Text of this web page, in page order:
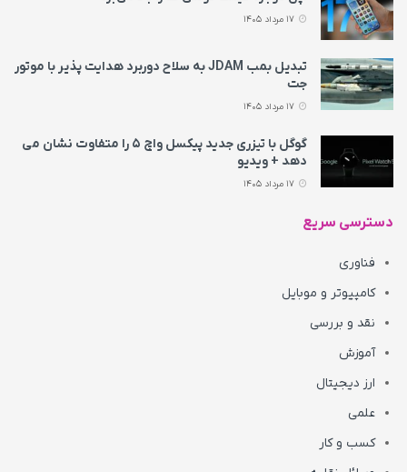
تبدیل بمب JDAM به سلاح دوربرد هدایت پذیر با موتور
جت
گوگل با تیزری جدید پیکسل واچ ۵ را متفاوت نشان می‌
دهد + ویدیو
دسترسی سریع
فناوری
کامپیوتر و موبایل
نقد و بررسی
آموزش
ارز دیجیتال
علمی
کسب و کار